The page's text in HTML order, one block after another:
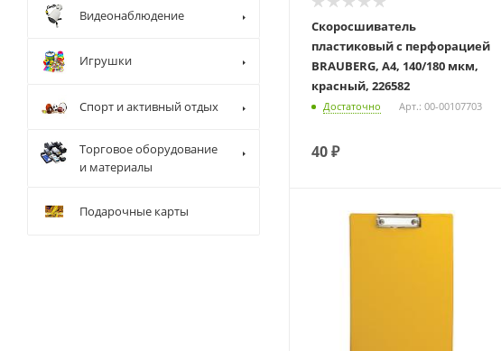
Скоросшиватель
пластиковый с перфорацией
BRAUBERG, А4, 140/180 мкм,
красный, 226582
Достаточно Арт.: 00-00107703
40₽
Видеонаблюдение
Игрушки
Спорт и активный отдых
Торговое оборудование
и материалы
Подарочные карты